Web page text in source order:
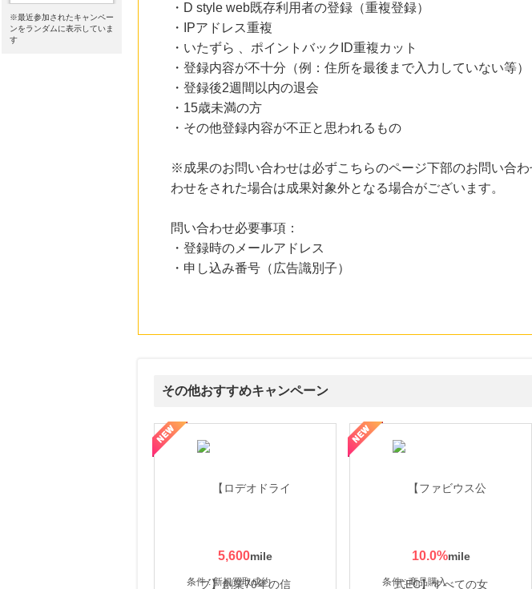
e87.com(千趣会イイハナ)
3.0
※最近参加されたキャンペー
ンをランダムに表示していま
す
・D style web既存利用者の登録（重複登録）
・IPアドレス重複
・いたずら 、ポイントバックID重複カット
・登録内容が不十分（例：住所を最後まで入力していない等）
・登録後2週間以内の退会
・15歳未満の方
・その他登録内容が不正と思われるもの
※成果のお問い合わせは必ずこちらのページ下部のお問い合
わせをされた場合は成果対象外となる場合がございます。
問い合わせ必要事項：
・登録時のメールアドレス
・申し込み番号（広告識別子）
その他おすすめキャンペーン
5,600
条件 : 新規買取成約
10.0%
条件 : 商品購入
くをテーマにした商品で女性の美を応援しています
【ITトレンドMoney】相談プロモーション ハミングウォーター【販売代理店】